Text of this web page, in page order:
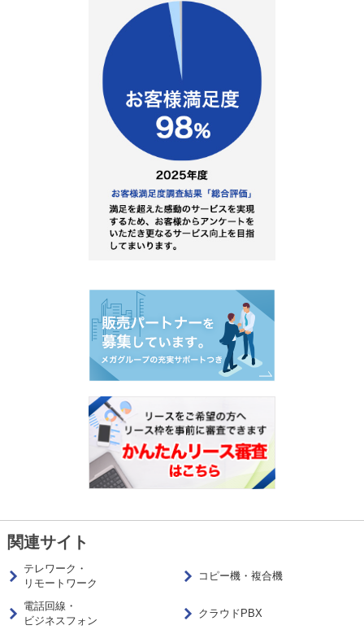
関連サイト
テレワーク・
リモートワーク
コピー機・複合機
電話回線・
ビジネスフォン
クラウドPBX